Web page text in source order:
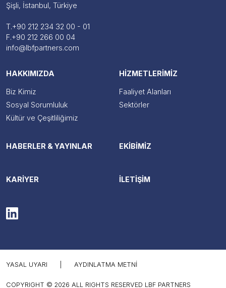
Şişli, İstanbul, Türkiye
T.+90 212 234 32 00 - 01
F.+90 212 266 00 04
info@lbfpartners.com
HAKKIMIZDA
Biz Kimiz
Sosyal Sorumluluk
Kültür ve Çeşitliliğimiz
HİZMETLERİMİZ
Faaliyet Alanları
Sektörler
HABERLER & YAYINLAR EKİBİMİZ
KARİYER İLETİŞİM
COPYRIGHT © 2026 ALL RIGHTS RESERVED LBF PARTNERS
YASAL UYARI AYDINLATMA METNI